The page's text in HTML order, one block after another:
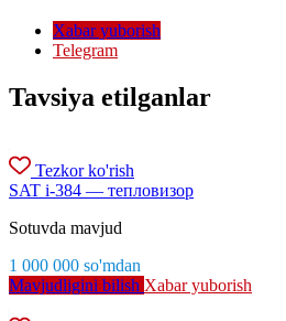
Xabar yuborish
Telegram
Tavsiya etilganlar
Tezkor ko'rish
SAT i-384 — тепловизор
Sotuvda mavjud
1 000 000 so'mdan
Mavjudligini bilish Xabar yuborish